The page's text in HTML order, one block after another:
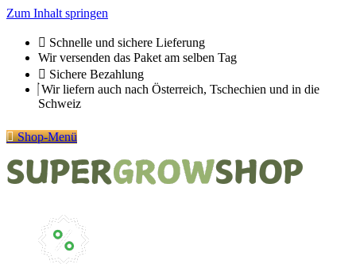
Zum Inhalt springen
Schnelle und sichere Lieferung
Wir versenden das Paket am selben Tag
Sichere Bezahlung
Wir liefern auch nach Österreich, Tschechien und in die
Schweiz
Shop-Menü